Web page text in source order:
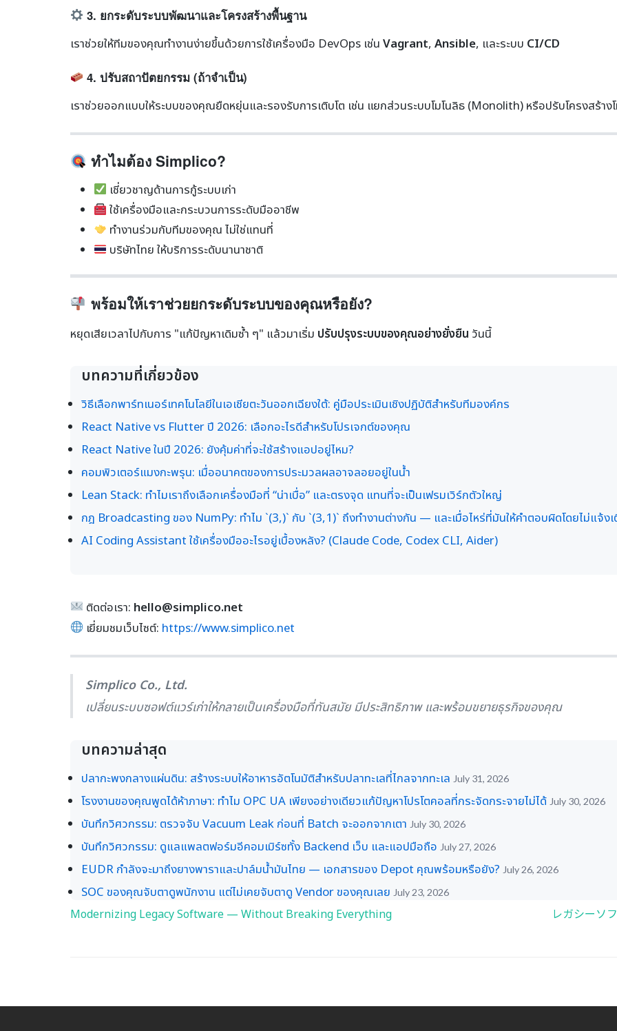
3. ยกระดับระบบพัฒนาและโครงสร้างพื้นฐาน
เราช่วยให้ทีมของคุณทำงานง่ายขึ้นด้วยการใช้เครื่องมือ DevOps เช่น Vagrant, Ansible, และระบบ CI/CD
4. ปรับสถาปัตยกรรม (ถ้าจำเป็น)
เราช่วยออกแบบให้ระบบของคุณยืดหยุ่นและรองรับการเติบโต เช่น แยกส่วนระบบโมโนลิธ (Monolith) หรือปรับโครงสร้าง
ทำไมต้อง Simplico?
เชี่ยวชาญด้านการกู้ระบบเก่า
ใช้เครื่องมือและกระบวนการระดับมืออาชีพ
ทำงานร่วมกับทีมของคุณ ไม่ใช่แทนที่
บริษัทไทย ให้บริการระดับนานาชาติ
พร้อมให้เราช่วยยกระดับระบบของคุณหรือยัง?
หยุดเสียเวลาไปกับการ "แก้ปัญหาเดิมซ้ำ ๆ" แล้วมาเริ่ม ปรับปรุงระบบของคุณอย่างยั่งยืน วันนี้
บทความที่เกี่ยวข้อง
วิธีเลือกพาร์ทเนอร์เทคโนโลยีในเอเชียตะวันออกเฉียงใต้: คู่มือประเมินเชิงปฏิบัติสำหรับทีมองค์กร
React Native vs Flutter ปี 2026: เลือกอะไรดีสำหรับโปรเจกต์ของคุณ
React Native ในปี 2026: ยังคุ้มค่าที่จะใช้สร้างแอปอยู่ไหม?
คอมพิวเตอร์แมงกะพรุน: เมื่ออนาคตของการประมวลผลอาจลอยอยู่ในน้ำ
Lean Stack: ทำไมเราถึงเลือกเครื่องมือที่ “น่าเบื่อ” และตรงจุด แทนที่จะเป็นเฟรมเวิร์กตัวใหญ่
กฎ Broadcasting ของ NumPy: ทำไม `(3,)` กับ `(3,1)` ถึงทำงานต่างกัน — และเมื่อไหร่ที่มันให้คำตอบผิดโดยไม่แจ้ง
AI Coding Assistant ใช้เครื่องมืออะไรอยู่เบื้องหลัง? (Claude Code, Codex CLI, Aider)
ติดต่อเรา: hello@simplico.net
เยี่ยมชมเว็บไซต์: https://www.simplico.net
Simplico Co., Ltd.
เปลี่ยนระบบซอฟต์แวร์เก่าให้กลายเป็นเครื่องมือที่ทันสมัย มีประสิทธิภาพ และพร้อมขยายธุรกิจของคุณ
บทความล่าสุด
ปลากะพงกลางแผ่นดิน: สร้างระบบให้อาหารอัตโนมัติสำหรับปลาทะเลที่ไกลจากทะเล July 31, 2026
โรงงานของคุณพูดได้ห้าภาษา: ทำไม OPC UA เพียงอย่างเดียวแก้ปัญหาโปรโตคอลที่กระจัดกระจายไม่ได้ July 30, 2026
บันทึกวิศวกรรม: ตรวจจับ Vacuum Leak ก่อนที่ Batch จะออกจากเตา July 30, 2026
บันทึกวิศวกรรม: ดูแลแพลตฟอร์มอีคอมเมิร์ซทั้ง Backend เว็บ และแอปมือถือ July 27, 2026
EUDR กำลังจะมาถึงยางพาราและปาล์มน้ำมันไทย — เอกสารของ Depot คุณพร้อมหรือยัง? July 26, 2026
SOC ของคุณจับตาดูพนักงาน แต่ไม่เคยจับตาดู Vendor ของคุณเลย July 23, 2026
Modernizing Legacy Software — Without Breaking Everything レガシーソ